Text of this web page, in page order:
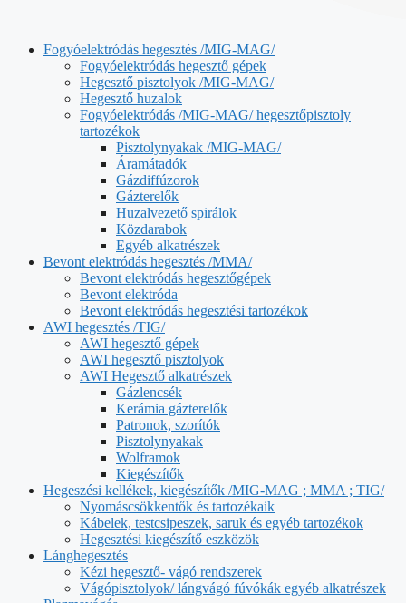
Fogyóelektródás hegesztés /MIG-MAG/
Fogyóelektródás hegesztő gépek
Hegesztő pisztolyok /MIG-MAG/
Hegesztő huzalok
Fogyóelektródás /MIG-MAG/ hegesztőpisztoly
tartozékok
Pisztolynyakak /MIG-MAG/
Áramátadók
Gázdiffúzorok
Gázterelők
Huzalvezető spirálok
Közdarabok
Egyéb alkatrészek
Bevont elektródás hegesztés /MMA/
Bevont elektródás hegesztőgépek
Bevont elektróda
Bevont elektródás hegesztési tartozékok
AWI hegesztés /TIG/
AWI hegesztő gépek
AWI hegesztő pisztolyok
AWI Hegesztő alkatrészek
Gázlencsék
Kerámia gázterelők
Patronok, szorítók
Pisztolynyakak
Wolframok
Kiegészítők
Hegeszési kellékek, kiegészítők /MIG-MAG ; MMA ; TIG/
Nyomáscsökkentők és tartozékaik
Kábelek, testcsipeszek, saruk és egyéb tartozékok
Hegesztési kiegészítő eszközök
Lánghegesztés
Kézi hegesztő- vágó rendszerek
Vágópisztolyok/ lángvágó fúvókák egyéb alkatrészek